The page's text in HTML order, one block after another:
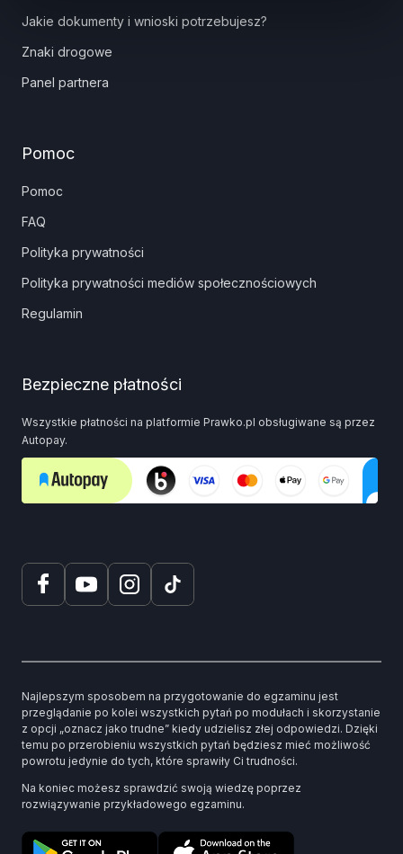
Jakie dokumenty i wnioski potrzebujesz?
Znaki drogowe
Panel partnera
Pomoc
Pomoc
FAQ
Polityka prywatności
Polityka prywatności mediów społecznościowych
Regulamin
Bezpieczne płatności
Wszystkie płatności na platformie Prawko.pl obsługiwane są przez
Autopay.
Najlepszym sposobem na przygotowanie do egzaminu jest
przeglądanie po kolei wszystkich pytań po modułach i skorzystanie
z opcji „oznacz jako trudne” kiedy udzielisz złej odpowiedzi. Dzięki
temu po przerobieniu wszystkich pytań będziesz mieć możliwość
powrotu jedynie do tych, które sprawiły Ci trudności.
Na koniec możesz sprawdzić swoją wiedzę poprzez
rozwiązywanie przykładowego egzaminu.